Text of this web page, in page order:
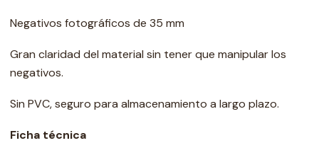
Negativos fotográficos de 35 mm
Gran claridad del material sin tener que manipular los
negativos.
Sin PVC, seguro para almacenamiento a largo plazo.
Ficha técnica